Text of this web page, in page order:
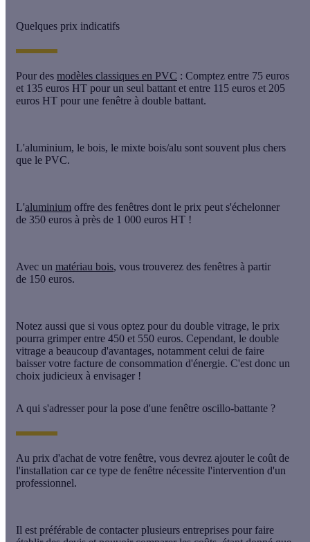
Quelques prix indicatifs
Pour des modèles classiques en PVC : Comptez entre 75 euros
et 135 euros HT pour un seul battant et entre 115 euros et 205
euros HT pour une fenêtre à double battant.
L'aluminium, le bois, le mixte bois/alu sont souvent plus chers
que le PVC.
L'aluminium offre des fenêtres dont le prix peut s'échelonner
de 350 euros à près de 1 000 euros HT !
Avec un matériau bois, vous trouverez des fenêtres à partir
de 150 euros.
Notez aussi que si vous optez pour du double vitrage, le prix
pourra grimper entre 450 et 550 euros. Cependant, le double
vitrage a beaucoup d'avantages, notamment celui de faire
baisser votre facture de consommation d'énergie. C'est donc un
choix judicieux à envisager !
A qui s'adresser pour la pose d'une fenêtre oscillo-battante ?
Au prix d'achat de votre fenêtre, vous devrez ajouter le coût de
l'installation car ce type de fenêtre nécessite l'intervention d'un
professionnel.
Il est préférable de contacter plusieurs entreprises pour faire